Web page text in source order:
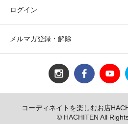
ログイン
メルマガ登録・解除
コーディネイトを楽しむお店
© HACHITEN All